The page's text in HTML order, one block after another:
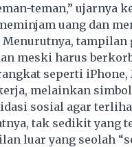
teman,” ujarnya
uang dan
meski harus
seperti iPhone,
melainkan
sosial agar
tak sedikit yang
luar yang seolah